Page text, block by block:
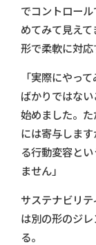
でコントロー
めてみて見え
形で柔軟に対応
「実際にやっ
ばかりではな
始めました。
には寄与しま
る行動変容と
ません」
サステナビリ
は別の形のジ
る。